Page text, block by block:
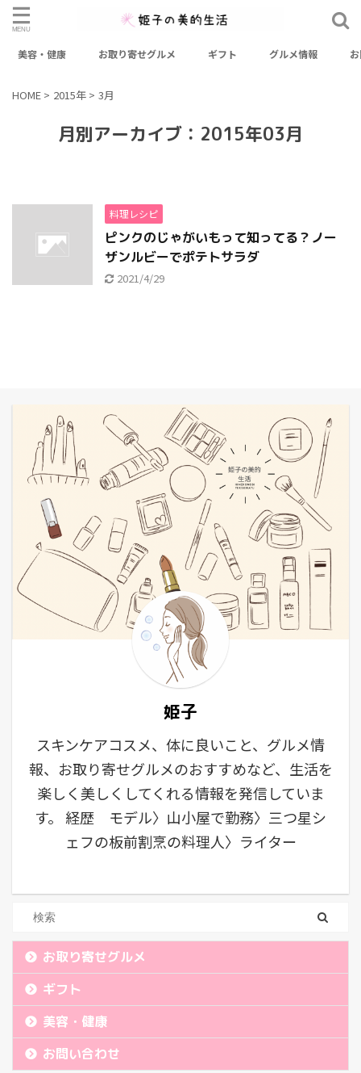
検索
カテゴリー
健康 料理レシピ
美容・健康
2025年11月
2025年10月
2025年9月
2025年8月
2025年7月
2025年6月
2025年5月
2025年2月
2025年1月
2024年7月
2024年6月
2024年5月
2024年4月
2024年3月
2023年11月
2023年10月
2023年9月
2023年8月
2023年7月
美容・健康 お取り寄せグルメ ギフト グルメ情報
HOME > 2015年 > 3月
月別アーカイブ：2015年03月
料理レシピ
ピンクのじゃがいもって知ってる？ノー
ザンルビーでポテトサラダ
2021/4/29
姫子
スキンケアコスメ、体に良いこと、グルメ情
報、お取り寄せグルメのおすすめなど、生活を
楽しく美しくしてくれる情報を発信していま
す。 経歴 モデル〉山小屋で勤務〉三つ星シ
ェフの板前割烹の料理人〉ライター
お取り寄せグルメ
ギフト
美容・健康
お問い合わせ